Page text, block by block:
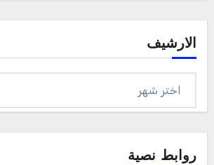
الارشيف
روابط نصية